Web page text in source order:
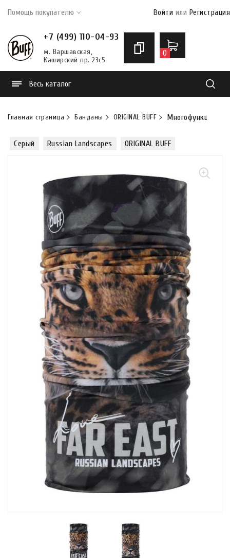
Помощь покупателю Войти или Регистрация
+7 (499) 110-04-93
м. Варшавская,
Каширский пр. 23с5
0
Весь каталог
Главная страница Банданы ORIGINAL BUFF
Серый Russian Landscapes ORIGINAL BUFF